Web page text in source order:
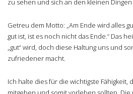
zu sehen und sich an den kleinen
Getreu dem Motto: „Am Ende wird alles
gut ist, ist es noch nicht das Ende.“ Das
„gut“ wird, doch diese Haltung uns und
zufriedener macht.
Ich halte dies für die wichtigste Fähigkeit,